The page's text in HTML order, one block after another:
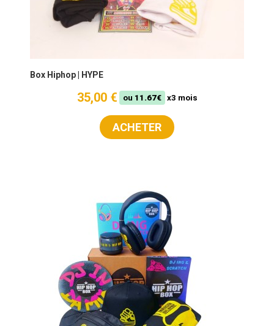
Box Hiphop | HYPE
35,00 € ou 11.67€ x3 mois
ACHETER